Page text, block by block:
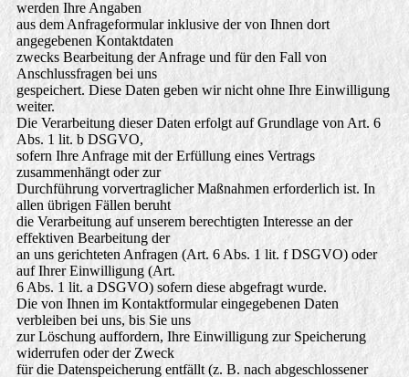
werden Ihre Angaben
aus dem Anfrageformular inklusive der von Ihnen dort
angegebenen Kontaktdaten
zwecks Bearbeitung der Anfrage und für den Fall von
Anschlussfragen bei uns
gespeichert. Diese Daten geben wir nicht ohne Ihre Einwilligung
weiter.
Die Verarbeitung dieser Daten erfolgt auf Grundlage von Art. 6
Abs. 1 lit. b DSGVO,
sofern Ihre Anfrage mit der Erfüllung eines Vertrags
zusammenhängt oder zur
Durchführung vorvertraglicher Maßnahmen erforderlich ist. In
allen übrigen Fällen beruht
die Verarbeitung auf unserem berechtigten Interesse an der
effektiven Bearbeitung der
an uns gerichteten Anfragen (Art. 6 Abs. 1 lit. f DSGVO) oder
auf Ihrer Einwilligung (Art.
6 Abs. 1 lit. a DSGVO) sofern diese abgefragt wurde.
Die von Ihnen im Kontaktformular eingegebenen Daten
verbleiben bei uns, bis Sie uns
zur Löschung auffordern, Ihre Einwilligung zur Speicherung
widerrufen oder der Zweck
für die Datenspeicherung entfällt (z. B. nach abgeschlossener